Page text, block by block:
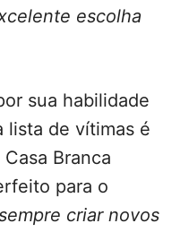
escolha
sua habilidade
lista de vítimas é
Branca
para o
criar novos